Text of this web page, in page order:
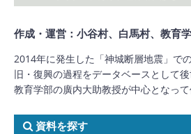
作成・運営：小谷村、白馬村、教育
2014年に発生した「神城断層地震」で
旧・復興の過程をデータベースとして後
教育学部の廣内大助教授が中心となって
資料を探す